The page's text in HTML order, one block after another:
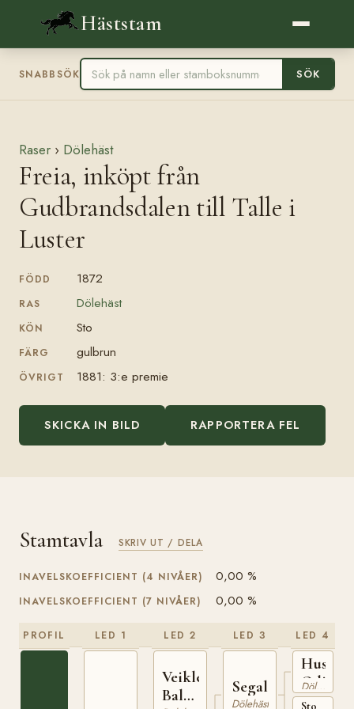
Häststam
SNABBSÖK SÖK
Raser › Dölehäst
Freia, inköpt från
Gudbrandsdalen till Talle i
Luster
FÖDD 1872
RAS Dölehäst
KÖN Sto
FÄRG gulbrun
ÖVRIGT 1881: 3:e premie
SKICKA IN BILD RAPPORTERA FEL
Stamtavla SKRIV UT / DELA
INAVELSKOEFFICIENT (4 NIVÅER) 0,00 %
INAVELSKOEFFICIENT (7 NIVÅER) 0,00 %
PROFIL LED 1 LED 2
Veikle
Balder
LED 3
Segalstadhingsten
Dölehäst
LED 4
Odin
Dölehäst